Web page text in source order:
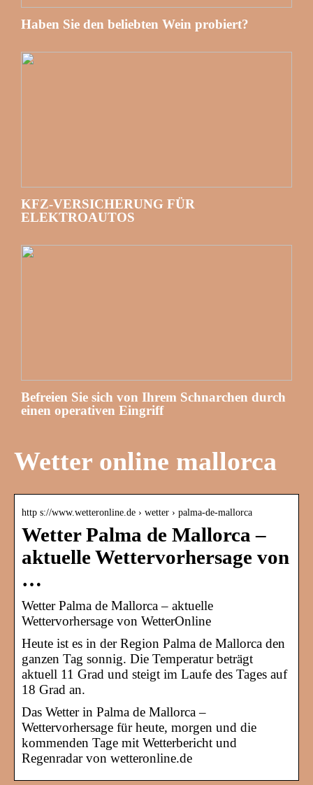
Haben Sie den beliebten Wein probiert?
KFZ-VERSICHERUNG FÜR
ELEKTROAUTOS
Befreien Sie sich von Ihrem Schnarchen durch
einen operativen Eingriff
Wetter online mallorca
http s://www.wetteronline.de › wetter › palma-de-mallorca
Wetter Palma de Mallorca –
aktuelle Wettervorhersage von
…
Wetter Palma de Mallorca – aktuelle
Wettervorhersage von WetterOnline
Heute ist es in der Region Palma de Mallorca den
ganzen Tag sonnig. Die Temperatur beträgt
aktuell 11 Grad und steigt im Laufe des Tages auf
18 Grad an.
Das Wetter in Palma de Mallorca –
Wettervorhersage für heute, morgen und die
kommenden Tage mit Wetterbericht und
Regenradar von wetteronline.de